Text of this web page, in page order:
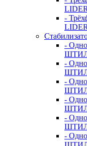
-
-
-
-
-
-
-